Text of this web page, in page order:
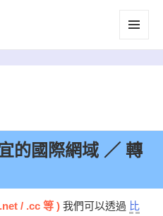
的國際網域 ／ 轉
/ .cc 等 ) 我們可以透過 比